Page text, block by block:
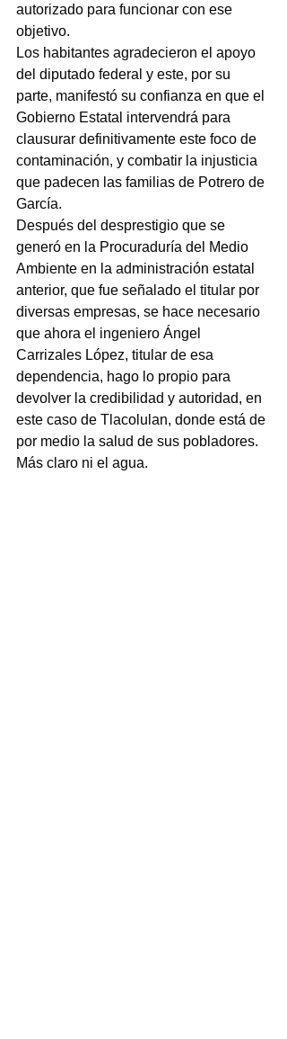
autorizado para funcionar con ese
objetivo.
Los habitantes agradecieron el apoyo
del diputado federal y este, por su
parte, manifestó su confianza en que el
Gobierno Estatal intervendrá para
clausurar definitivamente este foco de
contaminación, y combatir la injusticia
que padecen las familias de Potrero de
García.
Después del desprestigio que se
generó en la Procuraduría del Medio
Ambiente en la administración estatal
anterior, que fue señalado el titular por
diversas empresas, se hace necesario
que ahora el ingeniero Ángel
Carrizales López, titular de esa
dependencia, hago lo propio para
devolver la credibilidad y autoridad, en
este caso de Tlacolulan, donde está de
por medio la salud de sus pobladores.
Más claro ni el agua.